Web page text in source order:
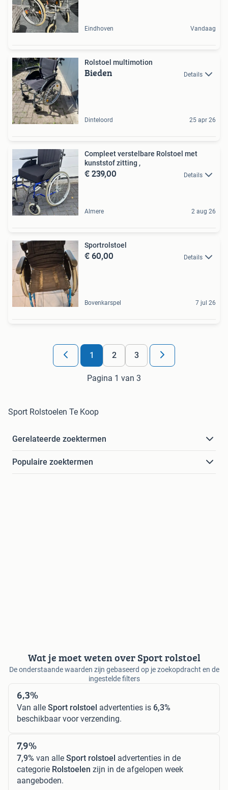
Eindhoven Vandaag
Rolstoel multimotion
Bieden Details
Dinteloord 25 apr 26
Compleet verstelbare Rolstoel met
kunststof zitting ,
€ 239,00 Details
Almere 2 aug 26
Sportrolstoel
€ 60,00 Details
Bovenkarspel 7 jul 26
1 2 3
Pagina 1 van 3
Sport Rolstoelen Te Koop
Gerelateerde zoektermen
Populaire zoektermen
Wat je moet weten over Sport rolstoel
De onderstaande waarden zijn gebaseerd op je zoekopdracht en de
ingestelde filters
6,3%
Van alle Sport rolstoel advertenties is 6,3%
beschikbaar voor verzending.
7,9%
7,9% van alle Sport rolstoel advertenties in de
categorie Rolstoelen zijn in de afgelopen week
aangeboden.